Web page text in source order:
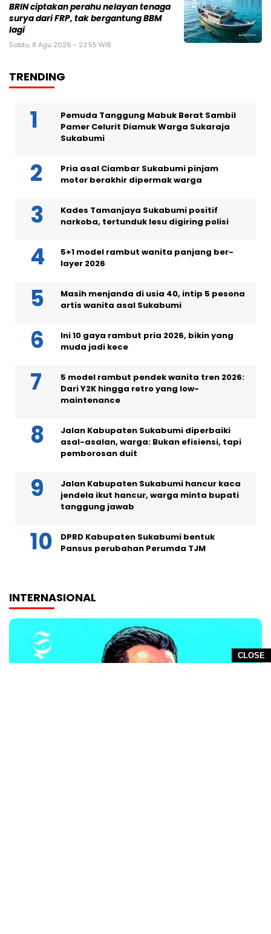
CLOSE
BRIN ciptakan perahu nelayan tenaga
surya dari FRP, tak bergantung BBM
lagi
Sabtu, 8 Agu 2026 - 23:55 WIB
TRENDING
Pemuda Tanggung Mabuk Berat Sambil
Pamer Celurit Diamuk Warga Sukaraja
Sukabumi
Pria asal Ciambar Sukabumi pinjam
motor berakhir dipermak warga
Kades Tamanjaya Sukabumi positif
narkoba, tertunduk lesu digiring polisi
5+1 model rambut wanita panjang ber-
layer 2026
Masih menjanda di usia 40, intip 5 pesona
artis wanita asal Sukabumi
Ini 10 gaya rambut pria 2026, bikin yang
muda jadi kece
5 model rambut pendek wanita tren 2026:
Dari Y2K hingga retro yang low-
maintenance
Jalan Kabupaten Sukabumi diperbaiki
asal-asalan, warga: Bukan efisiensi, tapi
pemborosan duit
Jalan Kabupaten Sukabumi hancur kaca
jendela ikut hancur, warga minta bupati
tanggung jawab
DPRD Kabupaten Sukabumi bentuk
Pansus perubahan Perumda TJM
INTERNASIONAL